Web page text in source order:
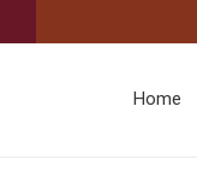
Home